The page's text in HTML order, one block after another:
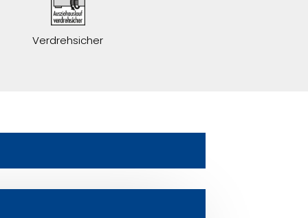
Verdrehsicher